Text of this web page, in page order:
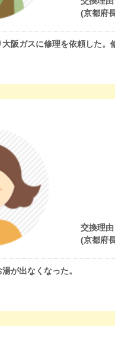
(京都府
阪ガスに修理を依頼した。
交換理由
(京都府
が出なくなった。